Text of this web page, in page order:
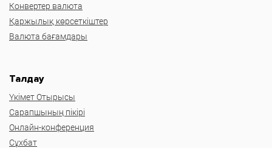
Конвертер валюта
Қаржылық көрсеткіштер
Валюта бағамдары
Талдау
Үкімет Отырысы
Сарапшының пікірі
Онлайн-конференция
Сұхбат